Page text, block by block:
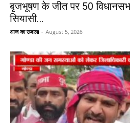
बृजभूषण के जीत पर 50
सियासी...
आज का उजाला - August 5, 2026